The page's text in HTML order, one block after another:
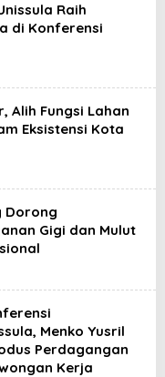
Raih
di Konferensi
Alih Fungsi Lahan
Eksistensi Kota
Dorong
Gigi dan Mulut
Menko Yusril
Perdagangan
Kerja